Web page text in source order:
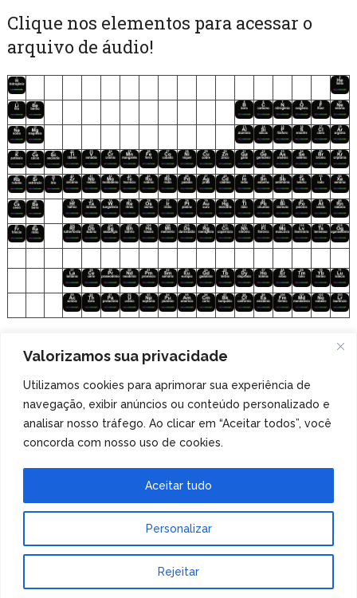
Valorizamos sua privacidade
Utilizamos cookies para aprimorar sua experiência de
navegação, exibir anúncios ou conteúdo personalizado e
analisar nosso tráfego. Ao clicar em “Aceitar todos”, você
concorda com nosso uso de cookies.
Personalizar
Rejeitar
Aceitar tudo
Clique nos elementos para acessar o
arquivo de áudio!
Clique nos elementos para acessar o
arquivo de áudio!
Veja tambémnossa coleção de tabelas periódicas
especiais!
Tabela PeriódicaCopyright © 2026.
Tema de MyThemeShop